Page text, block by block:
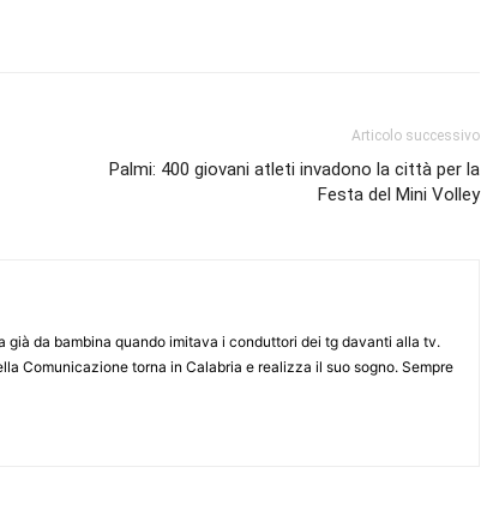
Articolo successivo
Palmi: 400 giovani atleti invadono la città per la
Festa del Mini Volley
già da bambina quando imitava i conduttori dei tg davanti alla tv.
Comunicazione torna in Calabria e realizza il suo sogno. Sempre